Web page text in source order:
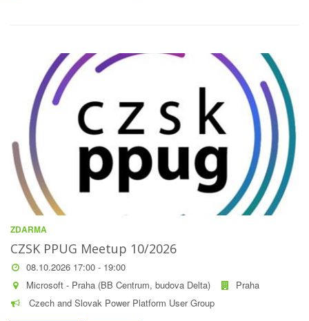
ZDARMA
CZSK PPUG Meetup 10/2026
08.10.2026 17:00 - 19:00
Microsoft - Praha (BB Centrum, budova Delta)
Praha
Czech and Slovak Power Platform User Group